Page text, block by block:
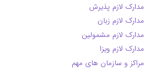
مدارک لازم پذیرش
مدارک لازم زبان
مدارک لازم مشمولین
مدارک لازم ویزا
مراکز و سازمان های مهم